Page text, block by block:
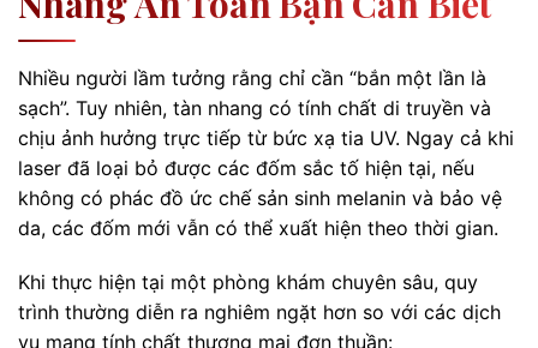
Nhiều người lầm tưởng rằng chỉ cần “bắn một lần là
sạch”. Tuy nhiên, tàn nhang có tính chất di truyền và
chịu ảnh hưởng trực tiếp từ bức xạ tia UV. Ngay cả khi
laser đã loại bỏ được các đốm sắc tố hiện tại, nếu
không có phác đồ ức chế sản sinh melanin và bảo vệ
da, các đốm mới vẫn có thể xuất hiện theo thời gian.
Khi thực hiện tại một phòng khám chuyên sâu, quy
trình thường diễn ra nghiêm ngặt hơn so với các dịch
vụ mang tính chất thương mại đơn thuần: